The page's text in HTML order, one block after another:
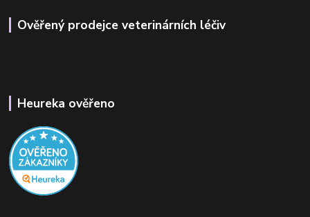
Ověřený prodejce veterinárních léčiv
Heureka ověřeno